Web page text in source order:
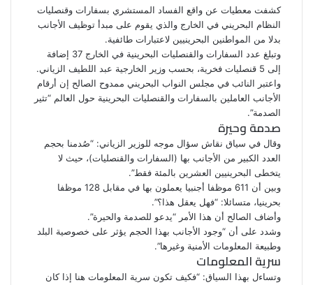
ب
و
ك
ك
إ
ن
m
b
l
r
ت
ي
ي
س
dا
كشفت معطيات عن واقع الفساد المستشري بسفارات وقنصليات
النظام البحريني في الخارج والذي يقوم على مبدأ توظيف الأجانب
بدلا من المواطنين البحرينيين لاعتبارات طائفية.
وتبلغ عدد السفارات والقنصليات البحرينية في الخارج 37 إضافة
إلى 5 قنصليات فخرية، بحسب وزير الخارجية عبد اللطيف الزياني.
واعتبر النائب في مجلس النواب البحريني ممدوح الصالح إن أرقام
الأجانب العاملين بالسفارات والقنصليات البحرينية حول العالم “تثير
الصدمة”.
صدمة وحيرة
وقال في سياق نقاش سؤال موجه للوزير الزياني: “صُدمنا بحجم
العدد الكبير من الأجانب بها (السفارات والقنصليات)، حيث لا
يتخطى البحرينيين العشرين بالمئة فقط”.
وبين أن 611 موظفا أجنبيا يعملون بها في مقابل 128 موظفا
بحرينيا، متسائلا: “فهل يعقل هذا؟”.
وأضاف الصالح أن هذا الأمر “يدعو للصدمة والحيرة”.
وشدد على أن “وجود الأجانب بهذا الحجم يؤثر على خصوصية البلد
وطبيعة المعلومات الأمنية وغيرها”.
سرية المعلومات
وتساءل بهذا السياق: “فكيف تكون سرية المعلومات هنا إذا كان